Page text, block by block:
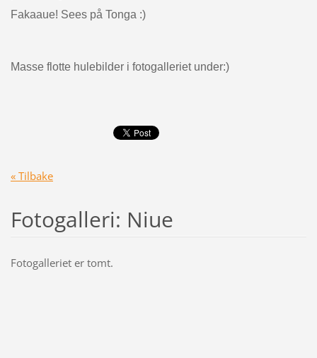
Fakaaue! Sees på Tonga :)
Masse flotte hulebilder i fotogalleriet under:)
« Tilbake
Fotogalleri: Niue
Fotogalleriet er tomt.